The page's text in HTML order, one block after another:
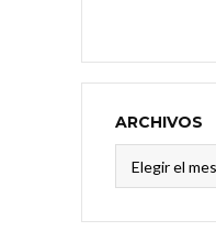
ARCHIVOS